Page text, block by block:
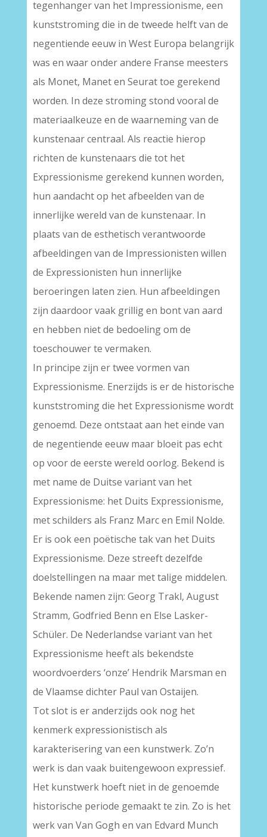
tegenhanger van het Impressionisme, een
kunststroming die in de tweede helft van de
negentiende eeuw in West Europa belangrijk
was en waar onder andere Franse meesters
als Monet, Manet en Seurat toe gerekend
worden. In deze stroming stond vooral de
materiaalkeuze en de waarneming van de
kunstenaar centraal. Als reactie hierop
richten de kunstenaars die tot het
Expressionisme gerekend kunnen worden,
hun aandacht op het afbeelden van de
innerlijke wereld van de kunstenaar. In
plaats van de esthetisch verantwoorde
afbeeldingen van de Impressionisten willen
de Expressionisten hun innerlijke
beroeringen laten zien. Hun afbeeldingen
zijn daardoor vaak grillig en bont van aard
en hebben niet de bedoeling om de
toeschouwer te vermaken.
In principe zijn er twee vormen van
Expressionisme. Enerzijds is er de historische
kunststroming die het Expressionisme wordt
genoemd. Deze ontstaat aan het einde van
de negentiende eeuw maar bloeit pas echt
op voor de eerste wereld oorlog. Bekend is
met name de Duitse variant van het
Expressionisme: het Duits Expressionisme,
met schilders als Franz Marc en Emil Nolde.
Er is ook een poëtische tak van het Duits
Expressionisme. Deze streeft dezelfde
doelstellingen na maar met talige middelen.
Bekende namen zijn: Georg Trakl, August
Stramm, Godfried Benn en Else Lasker-
Schüler. De Nederlandse variant van het
Expressionisme heeft als bekendste
woordvoerders ‘onze’ Hendrik Marsman en
de Vlaamse dichter Paul van Ostaijen.
Tot slot is er anderzijds ook nog het
kenmerk expressionistisch als
karakterisering van een kunstwerk. Zo’n
werk is dan vaak buitengewoon expressief.
Het kunstwerk hoeft niet in de genoemde
historische periode gemaakt te zin. Zo is het
werk van Van Gogh en van Edvard Munch